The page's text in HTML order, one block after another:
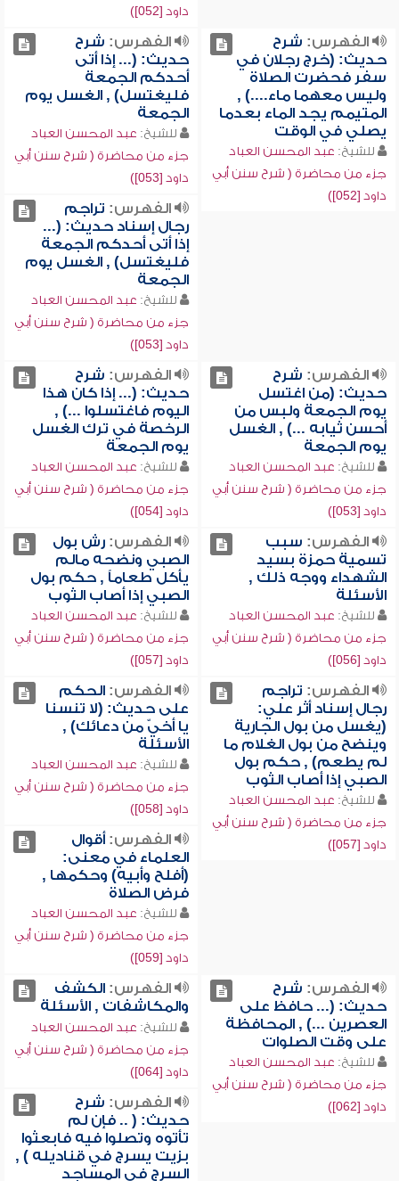
داود [052])
الفهرس: شرح
حديث: (خرج رجلان في
سفر فحضرت الصلاة
وليس معهما ماء....) ,
المتيمم يجد الماء بعدما
يصلي في الوقت
للشيخ: عبد المحسن العباد
جزء من محاضرة ( شرح سنن أبي
داود [052])
الفهرس: شرح
حديث: (... إذا أتى
أحدكم الجمعة
فليغتسل) , الغسل يوم
الجمعة
للشيخ: عبد المحسن العباد
جزء من محاضرة ( شرح سنن أبي
داود [053])
الفهرس: تراجم
رجال إسناد حديث: (...
إذا أتى أحدكم الجمعة
فليغتسل) , الغسل يوم
الجمعة
للشيخ: عبد المحسن العباد
جزء من محاضرة ( شرح سنن أبي
داود [053])
الفهرس: شرح
حديث: (من اغتسل
يوم الجمعة ولبس من
أحسن ثيابه ...) , الغسل
يوم الجمعة
للشيخ: عبد المحسن العباد
جزء من محاضرة ( شرح سنن أبي
داود [053])
الفهرس: شرح
حديث: (... إذا كان هذا
اليوم فاغتسلوا ...) ,
الرخصة في ترك الغسل
يوم الجمعة
للشيخ: عبد المحسن العباد
جزء من محاضرة ( شرح سنن أبي
داود [054])
الفهرس: سبب
تسمية حمزة بسيد
الشهداء ووجه ذلك ,
الأسئلة
للشيخ: عبد المحسن العباد
جزء من محاضرة ( شرح سنن أبي
داود [056])
الفهرس:رش بول
الصبي ونضحه مالم
يأكل طعاماً , حكم بول
الصبي إذا أصاب الثوب
للشيخ: عبد المحسن العباد
جزء من محاضرة ( شرح سنن أبي
داود [057])
الفهرس: تراجم
رجال إسناد أثر علي:
(يغسل من بول الجارية
وينضح من بول الغلام ما
لم يطعم) , حكم بول
الصبي إذا أصاب الثوب
للشيخ: عبد المحسن العباد
جزء من محاضرة ( شرح سنن أبي
داود [057])
الفهرس:الحكم
على حديث: (لا تنسنا
يا أخيّ من دعائك) ,
الأسئلة
للشيخ: عبد المحسن العباد
جزء من محاضرة ( شرح سنن أبي
داود [058])
الفهرس:أقوال
العلماء في معنى:
(أفلح وأبيه) وحكمها ,
فرض الصلاة
للشيخ: عبد المحسن العباد
جزء من محاضرة ( شرح سنن أبي
داود [059])
الفهرس: شرح
حديث: (... حافظ على
العصرين ...) , المحافظة
على وقت الصلوات
للشيخ: عبد المحسن العباد
جزء من محاضرة ( شرح سنن أبي
داود [062])
الفهرس:الكشف
والمكاشفات , الأسئلة
للشيخ: عبد المحسن العباد
جزء من محاضرة ( شرح سنن أبي
داود [064])
الفهرس: شرح
حديث: ( .. فإن لم
تأتوه وتصلوا فيه فابعثوا
بزيت يسرج في قناديله ) ,
السرج في المساجد